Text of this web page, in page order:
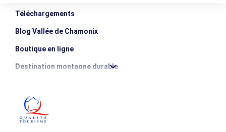
Téléchargements
Blog Vallée de Chamonix
Boutique en ligne
Destination montagne durable
Photothèque